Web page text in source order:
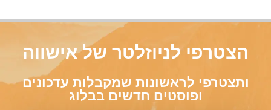
הצטרפי לניוזלטר של אישווה
ותצטרפי לראשונות שמקבלות עדכונים
ופוסטים חדשים בבלוג